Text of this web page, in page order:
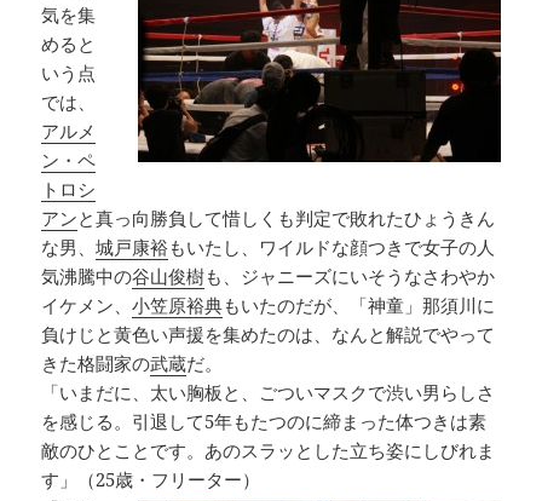
気を集
めると
いう点
では、
アルメ
ン・ペ
トロシ
アンと真っ向勝負して惜しくも判定で敗れたひょうきん
な男、城戸康裕もいたし、ワイルドな顔つきで女子の人
気沸騰中の谷山俊樹も、ジャニーズにいそうなさわやか
イケメン、小笠原裕典もいたのだが、「神童」那須川に
負けじと黄色い声援を集めたのは、なんと解説でやって
きた格闘家の武蔵だ。
「いまだに、太い胸板と、ごついマスクで渋い男らしさ
を感じる。引退して5年もたつのに締まった体つきは素
敵のひとことです。あのスラッとした立ち姿にしびれま
す」（25歳・フリーター）